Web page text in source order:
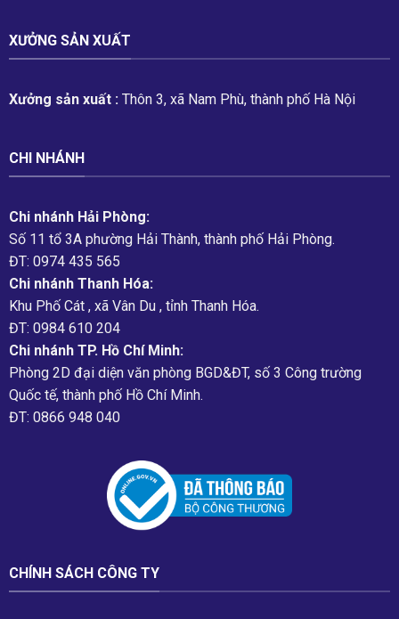
XƯỞNG SẢN XUẤT
Xưởng sản xuất :Thôn 3, xã Nam Phù, thành phố Hà Nội
CHI NHÁNH
Chi nhánh Hải Phòng:
Số 11 tổ 3A phường Hải Thành, thành phố Hải Phòng.
ĐT: 0974 435 565
Chi nhánh Thanh Hóa:
Khu Phố Cát , xã Vân Du , tỉnh Thanh Hóa.
ĐT: 0984 610 204
Chi nhánh TP. Hồ Chí Minh:
Phòng 2D đại diện văn phòng BGD&ĐT, số 3 Công trường
Quốc tế, thành phố Hồ Chí Minh.
ĐT: 0866 948 040
CHÍNH SÁCH CÔNG TY